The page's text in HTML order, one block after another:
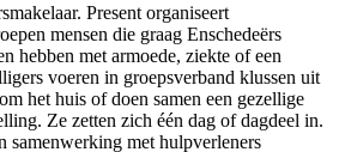
Present organiseert
mensen die graag Enschedeërs
hebben met armoede, ziekte of een
voeren in groepsverband klussen uit
het huis of doen samen een gezellige
Ze zetten zich één dag of dagdeel in.
samenwerking met hulpverleners